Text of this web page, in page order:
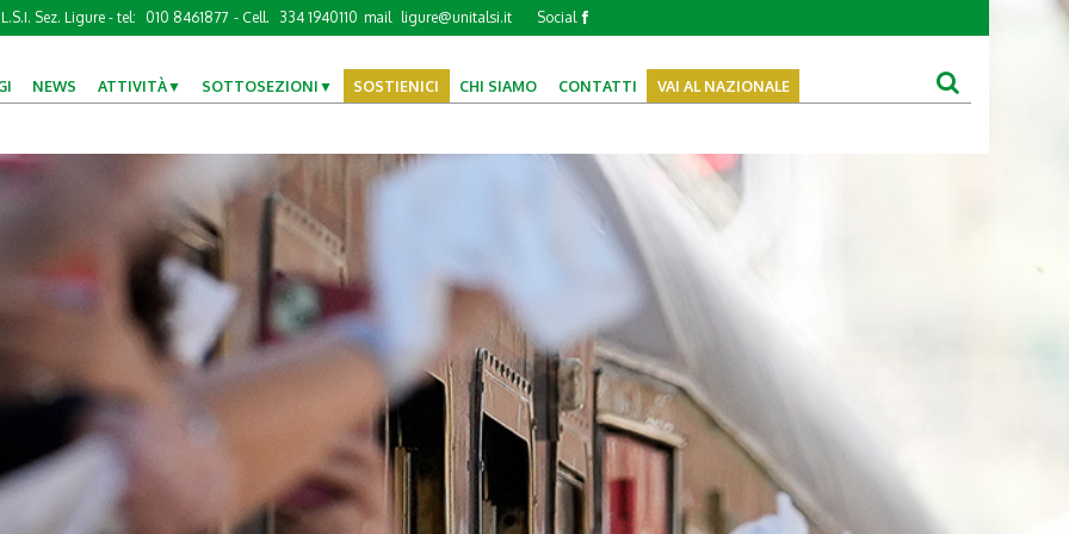
Sez. Ligure - tel: 010 8461877 - Cell. 334 1940110 mail ligure@unitalsi.it Social
NEWS ATTIVITÀ SOTTOSEZIONI SOSTIENICI CHI SIAMO CONTATTI VAI AL NAZIONALE